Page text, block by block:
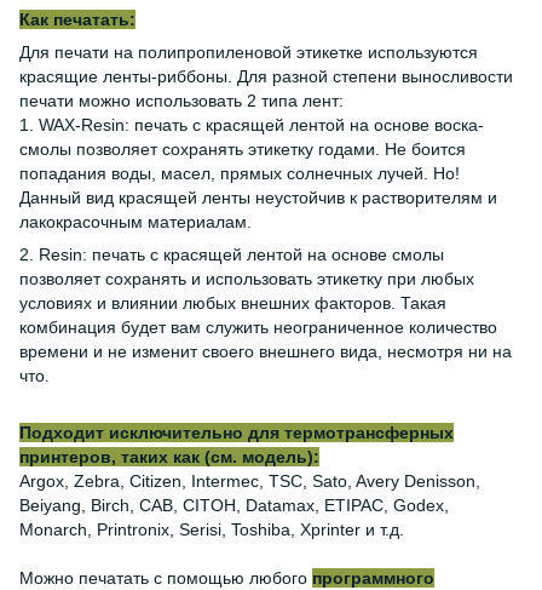
Как печатать:
Для печати на полипропиленовой этикетке используются
красящие ленты-риббоны. Для разной степени выносливости
печати можно использовать 2 типа лент:
1. WAX-Resin: печать с красящей лентой на основе воска-
смолы позволяет сохранять этикетку годами. Не боится
попадания воды, масел, прямых солнечных лучей. Но!
Данный вид красящей ленты неустойчив к растворителям и
лакокрасочным материалам.
2. Resin: печать с красящей лентой на основе смолы
позволяет сохранять и использовать этикетку при любых
условиях и влиянии любых внешних факторов. Такая
комбинация будет вам служить неограниченное количество
времени и не изменит своего внешнего вида, несмотря ни на
что.
Подходит исключительно для термотрансферных
принтеров, таких как (см. модель):
Argox, Zebra, Citizen, Intermec, TSC, Sato, Avery Denisson,
Beiyang, Birch, CAB, CITOH, Datamax, ETIPAC, Godex,
Monarch, Printronix, Serisi, Toshiba, Xprinter и т.д.
Можно печатать с помощью любого программного